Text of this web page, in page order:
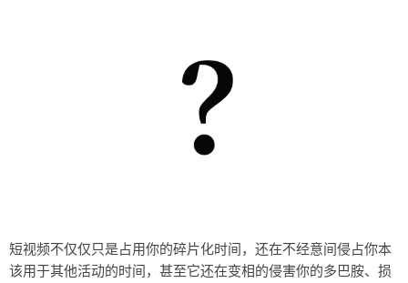
短视频不仅仅只是占用你的碎片化时间，还在不经意间侵占你本
该用于其他活动的时间，甚至它还在变相的侵害你的多巴胺、损